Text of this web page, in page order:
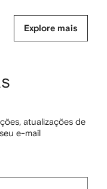
Explore mais
atualizações de
e-mail